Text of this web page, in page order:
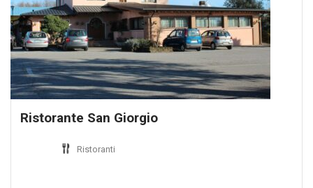
Ristorante San Giorgio
Ristoranti